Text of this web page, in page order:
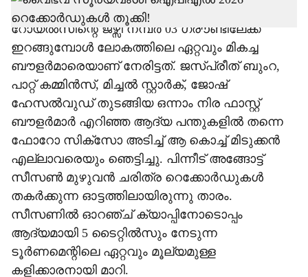
h
a
r
e
കൈയിൽ ക്രിക്കറ്റ് ബാറ്റുമായി രാജസ്ഥാൻ
റോയൽസിന്റെ ജഴ്സി നമ്പർ 03 ഗ്രൗണ്ടിലേക്ക്
ഇറങ്ങുമ്പോൾ ലോകത്തിലെ ഏറ്റവും മികച്ച
ബൗളർമാരെയാണ് നേരിട്ടത്. ജസ്പ്രീത് ബുംറ,
പാറ്റ് കമ്മിൻസ്, മിച്ചൽ സ്റ്റാർക്, ജോഷ്
ഹേസൽവുഡ് തുടങ്ങിയ ഒന്നാം നിര ഫാസ്റ്റ്
ബൗളർമാർ എറിഞ്ഞ ആദ്യ പന്തുകളിൽ തന്നെ
ഫോറോ സിക്സോ അടിച്ച് ആ കൊച്ച് മിടുക്കൻ
എല്ലാവരെയും ഞെട്ടിച്ചു. പിന്നീട് അങ്ങോട്ട്
സീസൺ മുഴുവൻ ചരിത്ര റെക്കോർഡുകൾ
തകർക്കുന്ന ഓട്ടത്തിലായിരുന്നു താരം.
സീസണിൽ ഓറഞ്ച് ക്യാപ്പിനോടൊപ്പം
ആദ്യമായി 5 ടൈറ്റിൽസും നേടുന്ന
ടൂർണമെന്റിലെ ഏറ്റവും മൂല്യമുള്ള
കളിക്കാരനായി മാറി.